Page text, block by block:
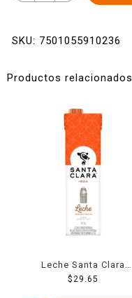
SKU: 7501055910236
Productos relacionados
Leche Santa Clara
deslactosada 1 l
$ 29.65